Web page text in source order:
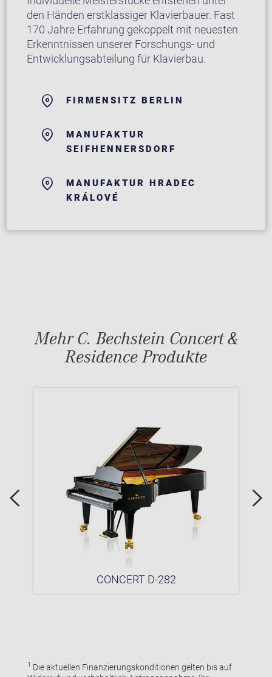
den Händen erstklassiger Klavierbauer. Fast
170 Jahre Erfahrung gekoppelt mit neuesten
Erkenntnissen unserer Forschungs- und
Entwicklungsabteilung für Klavierbau.
FIRMENSITZ BERLIN
MANUFAKTUR
SEIFHENNERSDORF
MANUFAKTUR HRADEC
KRÁLOVÉ
Mehr C. Bechstein Concert &
Residence Produkte
CONCERT D-282
1 Die aktuellen Finanzierungskonditionen gelten bis auf